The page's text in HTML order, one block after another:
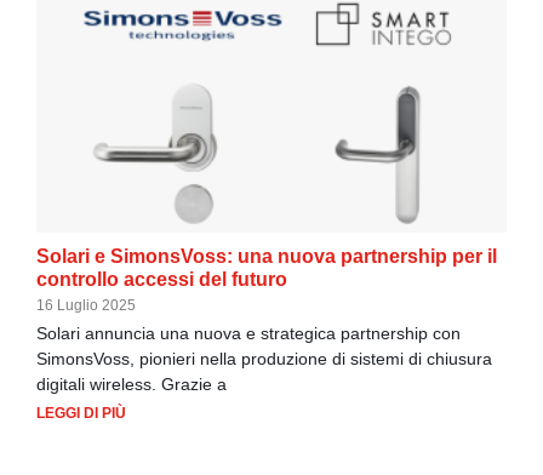
Solari e SimonsVoss: una nuova partnership per il
controllo accessi del futuro
16 Luglio 2025
Solari annuncia una nuova e strategica partnership con
SimonsVoss, pionieri nella produzione di sistemi di chiusura
digitali wireless. Grazie a
LEGGI DI PIÙ